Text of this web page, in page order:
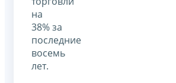
на
38% за
последние
восемь
лет.